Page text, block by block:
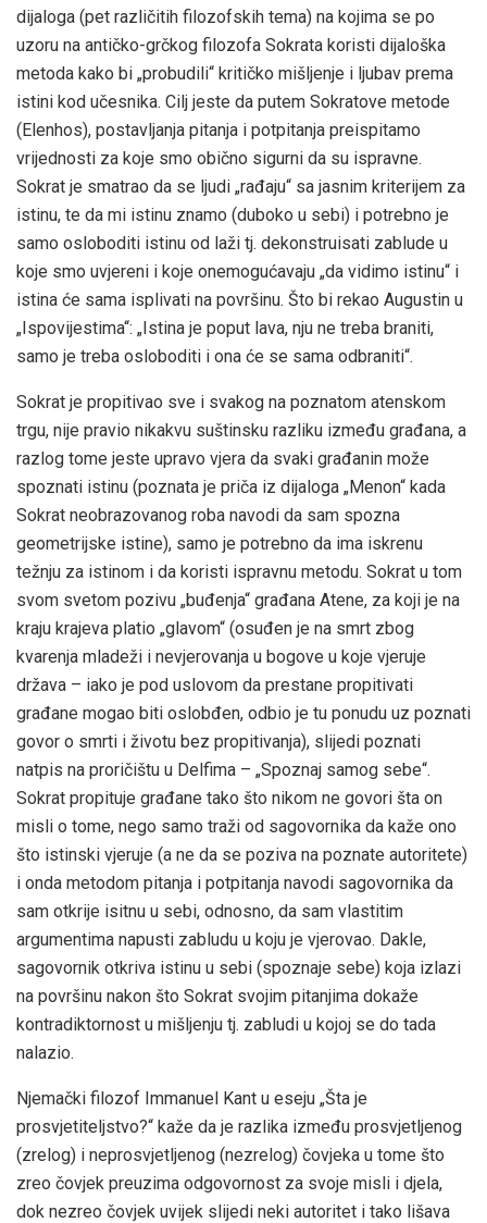
dijaloga (pet različitih filozofskih tema) na kojima se po
uzoru na antičko-grčkog filozofa Sokrata koristi dijaloška
metoda kako bi „probudili“ kritičko mišljenje i ljubav prema
istini kod učesnika. Cilj jeste da putem Sokratove metode
(Elenhos), postavljanja pitanja i potpitanja preispitamo
vrijednosti za koje smo obično sigurni da su ispravne.
Sokrat je smatrao da se ljudi „rađaju“ sa jasnim kriterijem za
istinu, te da mi istinu znamo (duboko u sebi) i potrebno je
samo osloboditi istinu od laži tj. dekonstruisati zablude u
koje smo uvjereni i koje onemogućavaju „da vidimo istinu“ i
istina će sama isplivati na površinu. Što bi rekao Augustin u
„Ispovijestima“: „Istina je poput lava, nju ne treba braniti,
samo je treba osloboditi i ona će se sama odbraniti“.
Sokrat je propitivao sve i svakog na poznatom atenskom
trgu, nije pravio nikakvu suštinsku razliku između građana, a
razlog tome jeste upravo vjera da svaki građanin može
spoznati istinu (poznata je priča iz dijaloga „Menon“ kada
Sokrat neobrazovanog roba navodi da sam spozna
geometrijske istine), samo je potrebno da ima iskrenu
težnju za istinom i da koristi ispravnu metodu. Sokrat u tom
svom svetom pozivu „buđenja“ građana Atene, za koji je na
kraju krajeva platio „glavom“ (osuđen je na smrt zbog
kvarenja mladeži i nevjerovanja u bogove u koje vjeruje
država – iako je pod uslovom da prestane propitivati
građane mogao biti oslobđen, odbio je tu ponudu uz poznati
govor o smrti i životu bez propitivanja), slijedi poznati
natpis na proričištu u Delfima – „Spoznaj samog sebe“.
Sokrat propituje građane tako što nikom ne govori šta on
misli o tome, nego samo traži od sagovornika da kaže ono
što istinski vjeruje (a ne da se poziva na poznate autoritete)
i onda metodom pitanja i potpitanja navodi sagovornika da
sam otkrije isitnu u sebi, odnosno, da sam vlastitim
argumentima napusti zabludu u koju je vjerovao. Dakle,
sagovornik otkriva istinu u sebi (spoznaje sebe) koja izlazi
na površinu nakon što Sokrat svojim pitanjima dokaže
kontradiktornost u mišljenju tj. zabludi u kojoj se do tada
nalazio.
Njemački filozof Immanuel Kant u eseju „Šta je
prosvjetiteljstvo?“ kaže da je razlika između prosvjetljenog
(zrelog) i neprosvjetljenog (nezrelog) čovjeka u tome što
zreo čovjek preuzima odgovornost za svoje misli i djela,
dok nezreo čovjek uvijek slijedi neki autoritet i tako lišava